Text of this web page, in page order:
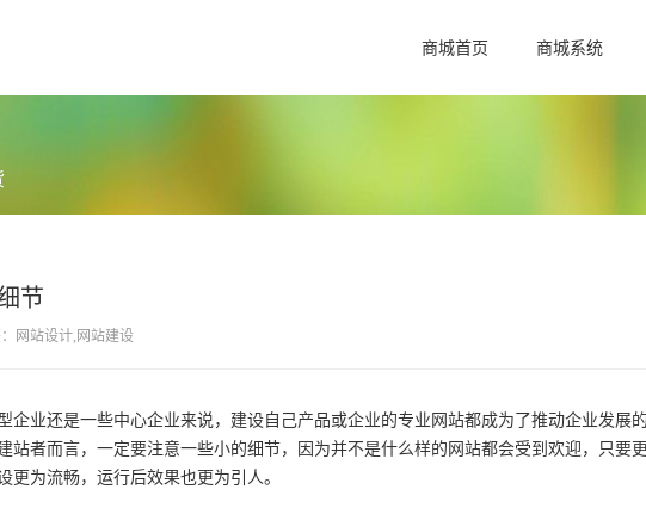
商城首页 商城系统
节
网站设计,网站建设
企业还是一些中心企业来说，建设自己产品或企业的专业网站都成为了推动企业发展
站者而言，一定要注意一些小的细节，因为并不是什么样的网站都会受到欢迎，只要
为流畅，运行后效果也更为引人。